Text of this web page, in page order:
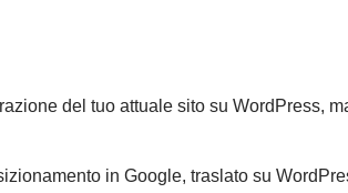
del tuo attuale sito su WordPress,
in Google, traslato su